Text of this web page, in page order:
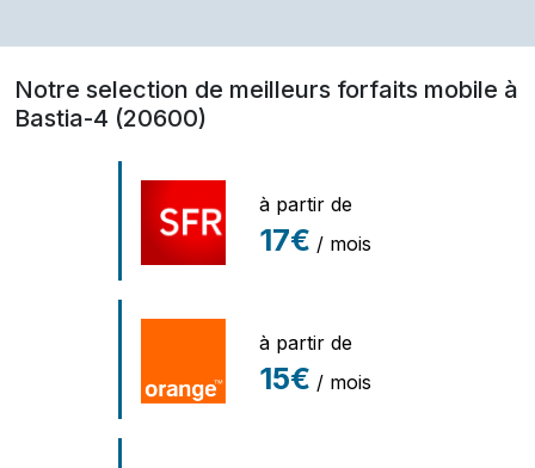
Notre selection de meilleurs forfaits mobile à
Bastia-4 (20600)
à partir de
17€ / mois
à partir de
15€ / mois